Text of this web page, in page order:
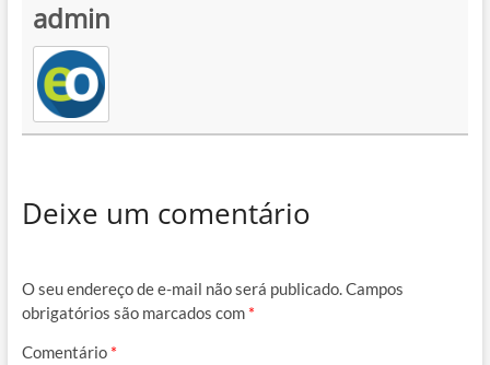
admin
Deixe um comentário
O seu endereço de e-mail não será publicado.Campos
obrigatórios são marcados com *
Comentário *